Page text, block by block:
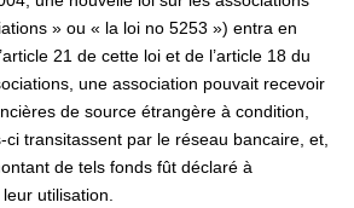
» ou « la loi no 5253 ») entra en
21 de cette loi et de l’article 18 du
une association pouvait recevoir
de source étrangère à condition,
ci transitassent par le réseau bancaire, et,
de tels fonds fût déclaré à
utilisation.